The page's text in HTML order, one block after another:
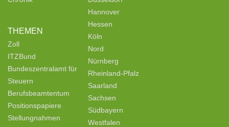
THEMEN
Zoll
ITZBund
Bundeszentralamt für
Steuern
Berufsbeamtentum
Positionspapiere
Stellungnahmen
Hannover
Hessen
Köln
Nord
Nürnberg
Rheinland-Pfalz
Saarland
Sachsen
Südbayern
Westfalen